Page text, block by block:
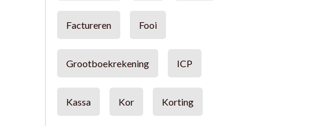
Factureren Fooi
Grootboekrekening ICP
Kassa Kor Korting